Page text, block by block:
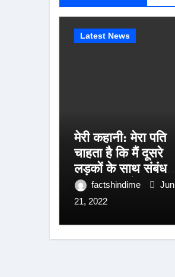
Latest News
मेरी कहानी: मेरा पति
चाहता है कि मैं दूसरे
लड़कों के साथ संबंध
बनाऊं, जिसके लिए वह
मुझे रोज कई लोगों से
factshindime
Jun
21, 2022